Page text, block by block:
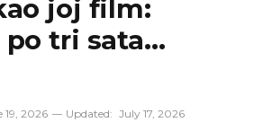
joj film:
po tri sata…
19, 2026 Updated: July 17, 2026